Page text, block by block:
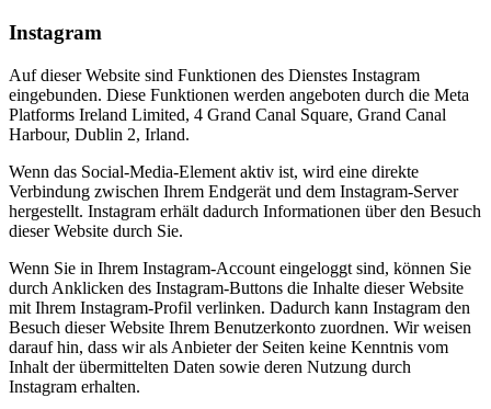
Instagram
Auf dieser Website sind Funktionen des Dienstes Instagram
eingebunden. Diese Funktionen werden angeboten durch die Meta
Platforms Ireland Limited, 4 Grand Canal Square, Grand Canal
Harbour, Dublin 2, Irland.
Wenn das Social-Media-Element aktiv ist, wird eine direkte
Verbindung zwischen Ihrem Endgerät und dem Instagram-Server
hergestellt. Instagram erhält dadurch Informationen über den Besuch
dieser Website durch Sie.
Wenn Sie in Ihrem Instagram-Account eingeloggt sind, können Sie
durch Anklicken des Instagram-Buttons die Inhalte dieser Website
mit Ihrem Instagram-Profil verlinken. Dadurch kann Instagram den
Besuch dieser Website Ihrem Benutzerkonto zuordnen. Wir weisen
darauf hin, dass wir als Anbieter der Seiten keine Kenntnis vom
Inhalt der übermittelten Daten sowie deren Nutzung durch
Instagram erhalten.